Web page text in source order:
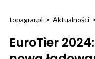
topagrar.pl > Aktualności
EuroTier